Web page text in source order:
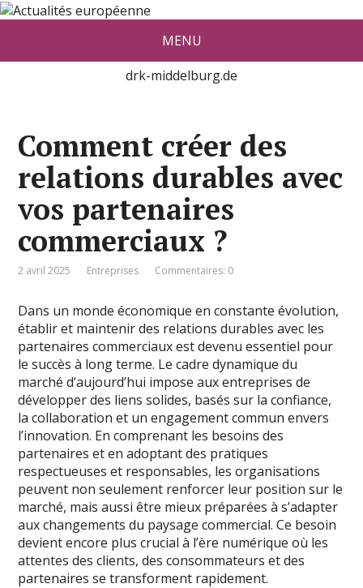
Actualité européenne vue par De
red Konrad Middelburg
drk-middelburg.de
MENU
Comment créer des
relations durables avec
vos partenaires
commerciaux ?
2 avril 2025 Entreprises Commentaires: 0
Dans un monde économique en constante évolution,
établir et maintenir des relations durables avec les
partenaires commerciaux est devenu essentiel pour
le succès à long terme. Le cadre dynamique du
marché d’aujourd’hui impose aux entreprises de
développer des liens solides, basés sur la confiance,
la collaboration et un engagement commun envers
l’innovation. En comprenant les besoins des
partenaires et en adoptant des pratiques
respectueuses et responsables, les organisations
peuvent non seulement renforcer leur position sur le
marché, mais aussi être mieux préparées à s’adapter
aux changements du paysage commercial. Ce besoin
devient encore plus crucial à l’ère numérique où les
attentes des clients, des consommateurs et des
partenaires se transforment rapidement.